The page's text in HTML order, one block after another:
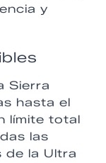
y
Sierra
hasta el
límite total
las
la Ultra